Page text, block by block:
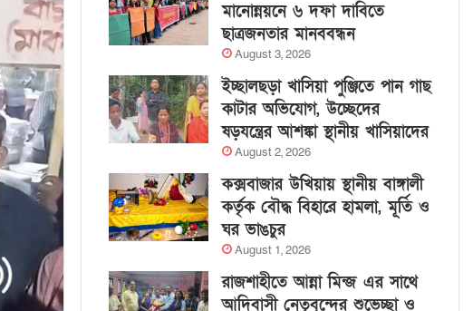
মানোন্নয়নে ৬ দফা দাবিতে
ছাত্রজনতার মানববন্ধন
August 3, 2026
ইচ্ছালছড়া খাসিয়া পুঞ্জিতে পান গাছ
কাটার অভিযোগ, উচ্ছেদের
ষড়যন্ত্রের আশঙ্কা স্থানীয় খাসিয়াদের
August 2, 2026
কক্সবাজার উখিয়ায় স্থানীয় বাঙ্গালী
কর্তৃক বৌদ্ধ বিহারে হামলা, মূর্তি ও
ঘর ভাঙচুর
August 1, 2026
রাজশাহীতে আন্না মিন্জ এর সাথে
আদিবাসী নেতৃবৃন্দের শুভেচ্ছা ও